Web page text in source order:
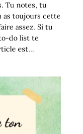
Tu notes, tu
toujours cette
assez. Si tu
do list te
est…